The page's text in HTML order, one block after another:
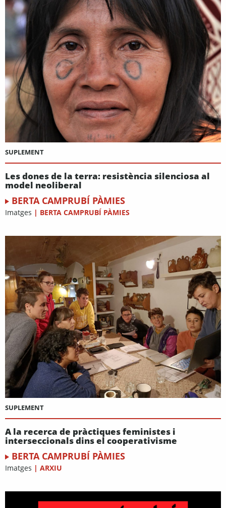
SUPLEMENT
Les dones de la terra: resistència silenciosa al
model neoliberal
BERTA CAMPRUBÍ PÀMIES
Imatges | BERTA CAMPRUBÍ PÀMIES
SUPLEMENT
A la recerca de pràctiques feministes i
interseccionals dins el cooperativisme
BERTA CAMPRUBÍ PÀMIES
Imatges | ARXIU